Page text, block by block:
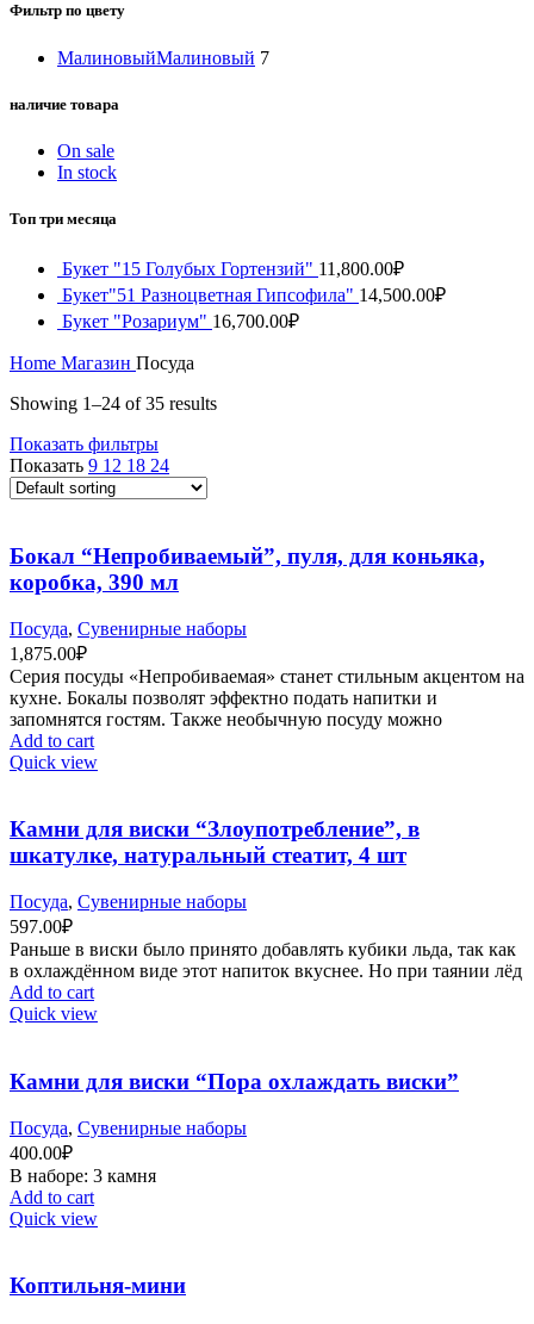
Фильтр по цвету
МалиновыйМалиновый 7
наличие товара
On sale
In stock
Топ три месяца
Букет "15 Голубых Гортензий" 11,800.00₽
Букет"51 Разноцветная Гипсофила" 14,500.00₽
Букет "Розариум" 16,700.00₽
Home Магазин Посуда
Showing 1–24 of 35 results
Показать фильтры
Показать 9 12 18 24
Бокал “Непробиваемый”, пуля, для коньяка,
коробка, 390 мл
Посуда, Сувенирные наборы
1,875.00₽
Серия посуды «Непробиваемая» станет стильным акцентом на
кухне. Бокалы позволят эффектно подать напитки и
запомнятся гостям. Также необычную посуду можно
Add to cart
Quick view
Камни для виски “Злоупотребление”, в
шкатулке, натуральный стеатит, 4 шт
Посуда, Сувенирные наборы
597.00₽
Раньше в виски было принято добавлять кубики льда, так как
в охлаждённом виде этот напиток вкуснее. Но при таянии лёд
Add to cart
Quick view
Камни для виски “Пора охлаждать виски”
Посуда, Сувенирные наборы
400.00₽
В наборе: 3 камня
Add to cart
Quick view
Коптильня-мини